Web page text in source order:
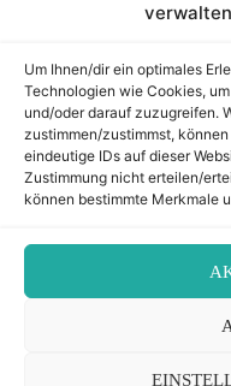
verwalten
Um Ihnen/dir ein optimales
Technologien wie Cookies,
und/oder darauf zuzugreifen.
zustimmen/zustimmst,
eindeutige IDs auf dieser
Zustimmung nicht erteilen/
können bestimmte Merkmale